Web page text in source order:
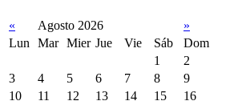
« Agosto 2026
»
Lun
Mar Mier Jue Vie Sáb
Dom
1
2
3
4 5 6 7 8
9
10
11 12 13 14 15 16